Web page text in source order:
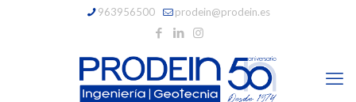
963956500 prodein@prodein.es